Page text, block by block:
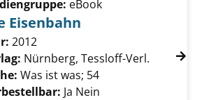
eBook
Eisenbahn
nach diesem Verfasser
2012
Nürnberg, Tessloff-Verl.
Was ist was; 54
Ja Nein